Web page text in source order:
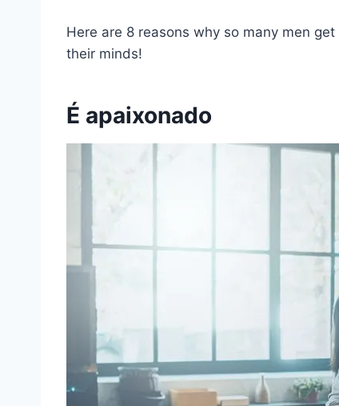
Here are 8 reasons why so many men
their minds!
É apaixonado